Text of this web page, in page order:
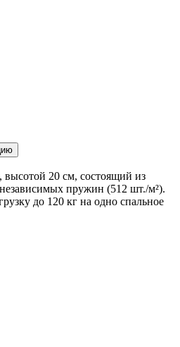
высотой 20 см, состоящий из
пружин (512 шт./м²).
до 120 кг на одно спальное